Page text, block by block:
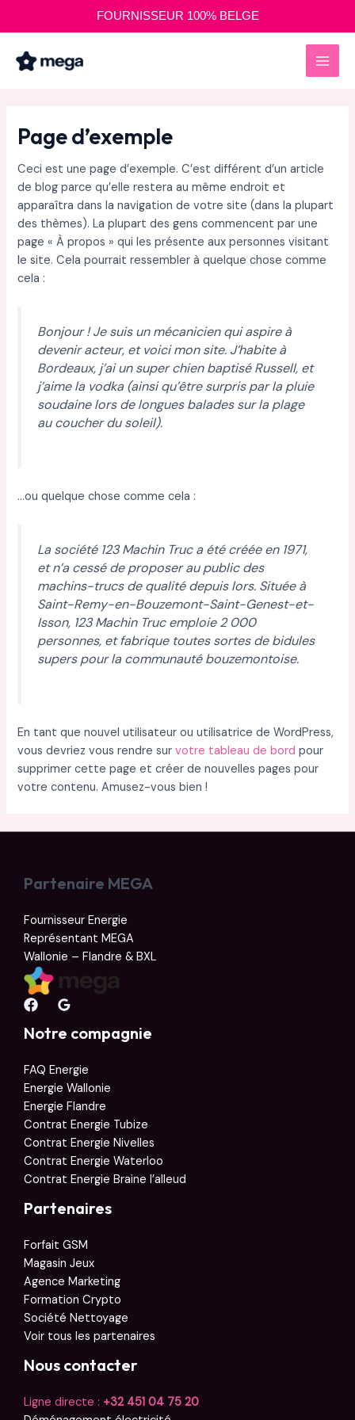
FOURNISSEUR 100% BELGE
Page d’exemple
Ceci est une page d’exemple. C’est différent d’un article
de blog parce qu’elle restera au même endroit et
apparaîtra dans la navigation de votre site (dans la plupart
des thèmes). La plupart des gens commencent par une
page « À propos » qui les présente aux personnes visitant
le site. Cela pourrait ressembler à quelque chose comme
cela :
Bonjour ! Je suis un mécanicien qui aspire à
devenir acteur, et voici mon site. J’habite à
Bordeaux, j’ai un super chien baptisé Russell, et
j’aime la vodka (ainsi qu’être surpris par la pluie
soudaine lors de longues balades sur la plage
au coucher du soleil).
…ou quelque chose comme cela :
La société 123 Machin Truc a été créée en 1971,
et n’a cessé de proposer au public des
machins-trucs de qualité depuis lors. Située à
Saint-Remy-en-Bouzemont-Saint-Genest-et-
Isson, 123 Machin Truc emploie 2 000
personnes, et fabrique toutes sortes de bidules
supers pour la communauté bouzemontoise.
En tant que nouvel utilisateur ou utilisatrice de WordPress,
vous devriez vous rendre survotre tableau de bord pour
supprimer cette page et créer de nouvelles pages pour
votre contenu. Amusez-vous bien !
Partenaire MEGA
Fournisseur Energie
Représentant MEGA
Wallonie – Flandre & BXL
Notre compagnie
FAQ Energie
Energie Wallonie
Energie Flandre
Contrat Energie Tubize
Contrat Energie Nivelles
Contrat Energie Waterloo
Contrat Energie Braine l’alleud
Partenaires
Forfait GSM
Magasin Jeux
Agence Marketing
Formation Crypto
Société Nettoyage
Voir tous les partenaires
Nous contacter
Ligne directe : +32 451 04 75 20